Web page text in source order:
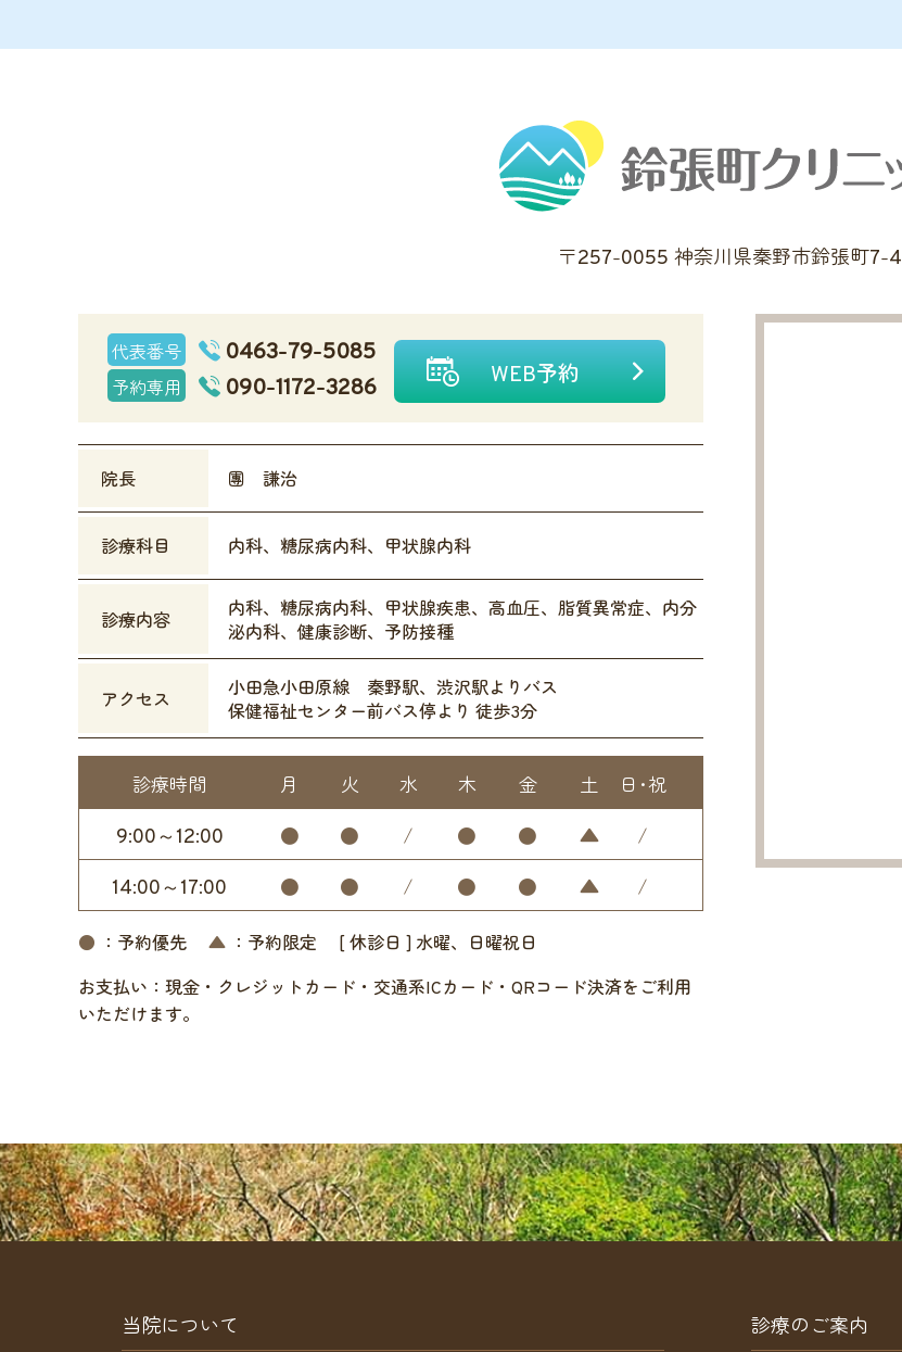
〒257-0055 神奈川県秦野市鈴張町7-4
代表番号 0463-79-5085
予約専用 090-1172-3286 WEB予約
院長 團 謙治
診療科目 内科、糖尿病内科、甲状腺内科
診療内容
内科、糖尿病内科、甲状腺疾患、高血圧、脂質異常症、内分
泌内科、健康診断、予防接種
アクセス
小田急小田原線 秦野駅、渋沢駅よりバス
保健福祉センター前バス停より 徒歩3分
● ：予約優先 ▲ ：予約限定
[ 休診日 ] 水曜、日曜祝日
お支払い：現金・クレジットカード・交通系ICカード・QRコード決済をご利用
いただけます。
診療時間 月 火 水 木 金 土 日･祝
9:00～12:00 ● ● / ● ● ▲
/
14:00～17:00
● ● / ● ● ▲ /
当院について 診療のご案内